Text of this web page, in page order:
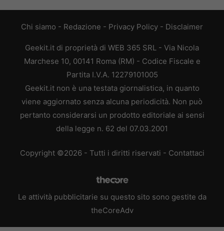
Chi siamo - Redazione - Privacy Policy - Disclaimer
Geekit.it di proprietà di WEB 365 SRL - Via Nicola
Marchese 10, 00141 Roma (RM) - Codice Fiscale e
Partita I.V.A. 12279101005
Geekit.it non è una testata giornalistica, in quanto
viene aggiornato senza alcuna periodicità. Non può
pertanto considerarsi un prodotto editoriale ai sensi
della legge n. 62 del 07.03.2001
Copyright ©2026 - Tutti i diritti riservati - Contattaci
Le attività pubblicitarie su questo sito sono gestite da
theCoreAdv